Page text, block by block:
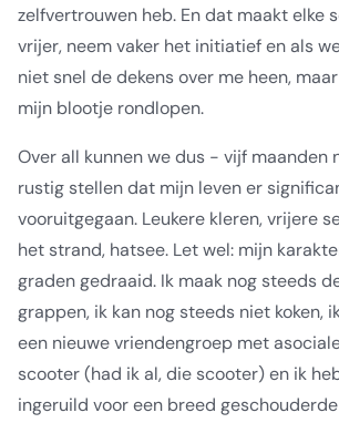
zelfvertrouwen heb. En dat maakt elke
vrijer, neem vaker het initiatief en als
niet snel de dekens over me heen,
mijn blootje rondlopen.
Over all kunnen we dus - vijf maanden
rustig stellen dat mijn leven er
vooruitgegaan. Leukere kleren, vrijere
het strand, hatsee. Let wel: mijn
graden gedraaid. Ik maak nog steeds
grappen, ik kan nog steeds niet koken,
een nieuwe vriendengroep met
scooter (had ik al, die scooter) en ik
ingeruild voor een breed